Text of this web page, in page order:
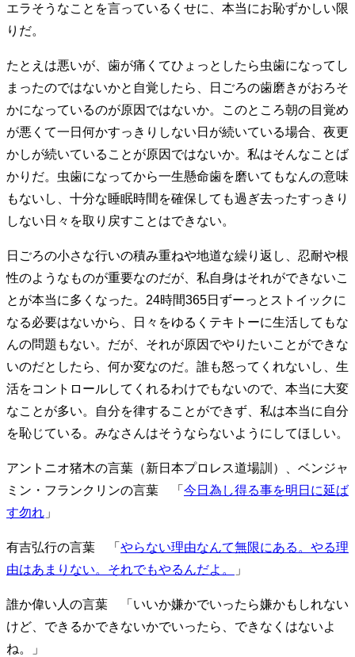
エラそうなことを言っているくせに、本当にお恥ずかしい限
りだ。
たとえは悪いが、歯が痛くてひょっとしたら虫歯になってし
まったのではないかと自覚したら、日ごろの歯磨きがおろそ
かになっているのが原因ではないか。このところ朝の目覚め
が悪くて一日何かすっきりしない日が続いている場合、夜更
かしが続いていることが原因ではないか。私はそんなことば
かりだ。虫歯になってから一生懸命歯を磨いてもなんの意味
もないし、十分な睡眠時間を確保しても過ぎ去ったすっきり
しない日々を取り戻すことはできない。
日ごろの小さな行いの積み重ねや地道な繰り返し、忍耐や根
性のようなものが重要なのだが、私自身はそれができないこ
とが本当に多くなった。24時間365日ずーっとストイックに
なる必要はないから、日々をゆるくテキトーに生活してもな
んの問題もない。だが、それが原因でやりたいことができな
いのだとしたら、何か変なのだ。誰も怒ってくれないし、生
活をコントロールしてくれるわけでもないので、本当に大変
なことが多い。自分を律することができず、私は本当に自分
を恥じている。みなさんはそうならないようにしてほしい。
アントニオ猪木の言葉（新日本プロレス道場訓）、ベンジャ
ミン・フランクリンの言葉 「 今日為し得る事を明日に延ば
す勿れ 」
有吉弘行の言葉 「 やらない理由なんて無限にある。やる理
由はあまりない。それでもやるんだよ。
」
誰か偉い人の言葉 「いいか嫌かでいったら嫌かもしれない
けど、できるかできないかでいったら、できなくはないよ
ね。」